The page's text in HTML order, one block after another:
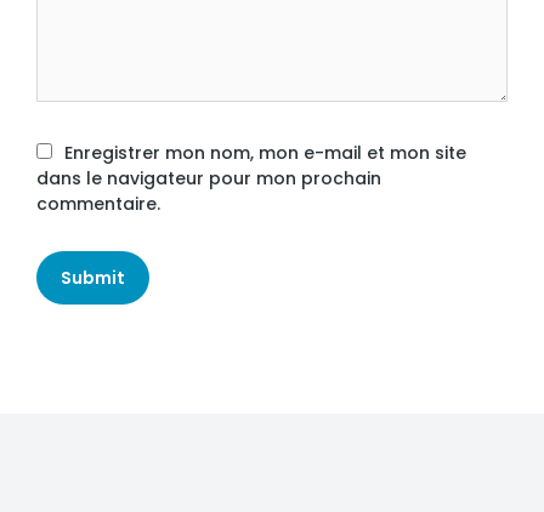
Enregistrer mon nom, mon e-mail et mon site
dans le navigateur pour mon prochain
commentaire.
Submit